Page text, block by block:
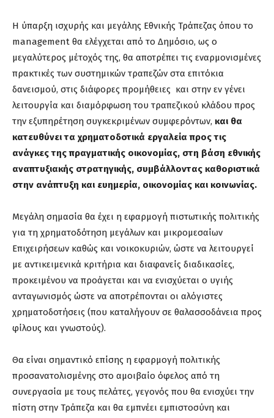
Η ύπαρξη ισχυρής και μεγάλης Εθνικής Τράπεζας όπου το
management θα ελέγχεται από το Δημόσιο, ως ο
μεγαλύτερος μέτοχός της, θα αποτρέπει τις εναρμονισμένες
πρακτικές των συστημικών τραπεζών στα επιτόκια
δανεισμού, στις διάφορες προμήθειες και στην εν γένει
λειτουργία και διαμόρφωση του τραπεζικού κλάδου προς
την εξυπηρέτηση συγκεκριμένων συμφερόντων, και θα
κατευθύνει τα χρηματοδοτικά εργαλεία προς τις
ανάγκες της πραγματικής οικονομίας, στη βάση εθνικής
αναπτυξιακής στρατηγικής, συμβάλλοντας καθοριστικά
στην ανάπτυξη και ευημερία, οικονομίας και κοινωνίας.
Μεγάλη σημασία θα έχει η εφαρμογή πιστωτικής πολιτικής
για τη χρηματοδότηση μεγάλων και μικρομεσαίων
Επιχειρήσεων καθώς και νοικοκυριών, ώστε να λειτουργεί
με αντικειμενικά κριτήρια και διαφανείς διαδικασίες,
προκειμένου να προάγεται και να ενισχύεται ο υγιής
ανταγωνισμός ώστε να αποτρέπονται οι αλόγιστες
χρηματοδοτήσεις (που καταλήγουν σε θαλασσοδάνεια προς
φίλους και γνωστούς).
Θα είναι σημαντικό επίσης η εφαρμογή πολιτικής
προσανατολισμένης στο αμοιβαίο όφελος από τη
συνεργασία με τους πελάτες, γεγονός που θα ενισχύει την
πίστη στην Τράπεζα και θα εμπνέει εμπιστοσύνη και